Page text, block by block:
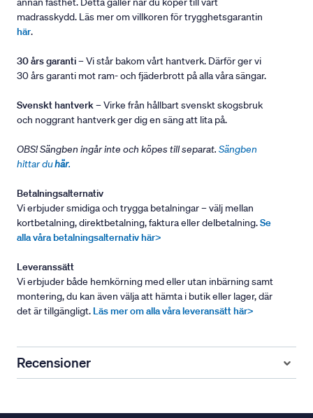
madrasskydd. Läs mer om villkoren för trygghetsgarantin
här.
30 års garanti– Vi står bakom vårt hantverk. Därför ger vi
30 års garanti mot ram- och fjäderbrott på alla våra sängar.
Svenskt hantverk– Virke från hållbart svenskt skogsbruk
och noggrant hantverk ger dig en säng att lita på.
OBS! Sängben ingår inte och köpes till separat. Sängben
hittar duhär.
Betalningsalternativ
Vi erbjuder smidiga och trygga betalningar – välj mellan
kortbetalning, direktbetalning, faktura eller delbetalning.Se
alla våra betalningsalternativ här>
Leveranssätt
Vi erbjuder både hemkörning med eller utan inbärning samt
montering, du kan även välja att hämta i butik eller lager, där
det är tillgängligt. Läs mer om alla våra leveransätt här>
Recensioner